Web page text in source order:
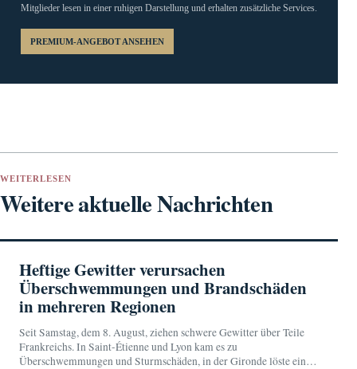
Mitglieder lesen in einer ruhigen Darstellung und erhalten zusätzliche Services.
PREMIUM-ANGEBOT ANSEHEN
WEITERLESEN
Weitere aktuelle Nachrichten
Heftige Gewitter verursachen
Überschwemmungen und Brandschäden
in mehreren Regionen
Seit Samstag, dem 8. August, ziehen schwere Gewitter über Teile
Frankreichs. In Saint-Étienne und Lyon kam es zu
Überschwemmungen und Sturmschäden, in der Gironde löste ein